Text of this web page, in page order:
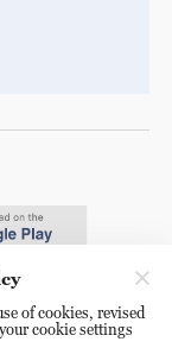
of cookies, revised
cookie settings